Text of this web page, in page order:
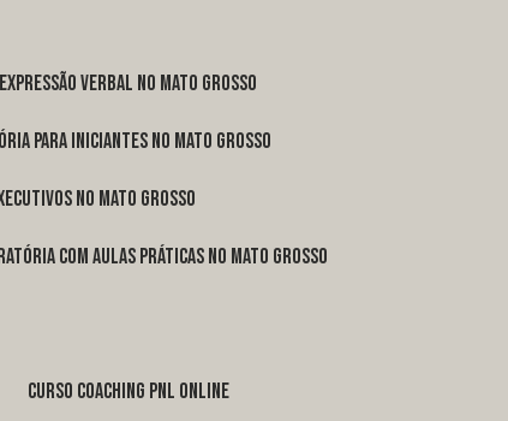
verbal no Mato Grosso
para iniciantes no Mato Grosso
no Mato Grosso
com aulas práticas no Mato Grosso
curso coaching pnl online